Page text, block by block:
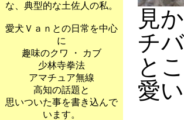
な、典型的な土佐人の私。
愛犬Ｖａｎとの日常を中心
に
趣味のクワ ・ カブ
少林寺拳法
アマチュア無線
高知の話題と
思いついた事を書き込んで
います。
見
チ
と
愛